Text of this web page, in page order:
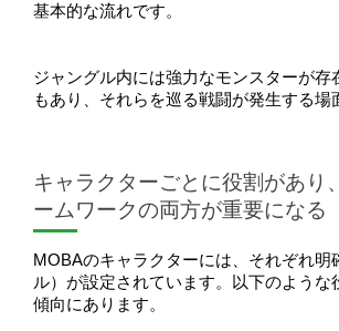
基本的な流れです。
ジャングル内には強力なモンスターが存
もあり、それらを巡る戦闘が発生する場
キャラクターごとに役割があり
ームワークの両方が重要になる
MOBAのキャラクターには、それぞれ明
ル）が設定されています。以下のような
傾向にあります。